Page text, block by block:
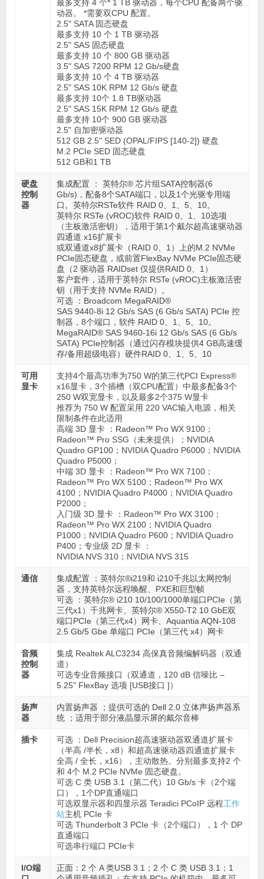
最多支持 4 个* 1 TB 驱动器，每个CPU 配备两个驱
动器。 *需要双CPU 配置。
2.5" SATA 固态硬盘
最多支持 10 个 1 TB 驱动器
2.5" SAS 固态硬盘
最多支持 10 个 800 GB 驱动器
3.5" SAS 7200 RPM 12 Gb/s硬盘
最多支持 10 个 4 TB 驱动器
2.5" SAS 10K RPM 12 Gb/s 硬盘
最多支持 10个 1.8 TB驱动器
2.5" SAS 15K RPM 12 Gb/s 硬盘
最多支持 10个 900 GB 驱动器
2.5" 自加密驱动器
512 GB 2.5" SED (OPAL/FIPS [140-2]) 硬盘
M.2 PCIe SED 固态硬盘
512 GB和1 TB
硬盘
控制
器
集成配置 ： 英特尔® 芯片组SATA控制器(6
Gb/s)，配备8个SATA端口，以及1个光驱专用端
口。英特尔RSTe软件 RAID 0、1、5、10。
英特尔 RSTe (vROC)软件 RAID 0、1、10选项
（主板激活密钥），适用于第1个戴尔超高速驱动器
四通道 x16扩展卡
或双通道x8扩展卡（RAID 0、1）上的M.2 NVMe
PCIe固态硬盘，或前置FlexBay NVMe PCIe固态硬
盘（2 驱动器 RAIDset 仅提供RAID 0、1）
客户套件，适用于英特尔 RSTe (vROC)主板激活密
钥（用于支持 NVMe RAID）。
可选 ：Broadcom MegaRAID®
SAS 9440-8i 12 Gb/s SAS (6 Gb/s SATA) PCIe 控
制器，8个端口，软件 RAID 0、1、5、10。
MegaRAID® SAS 9460-16i 12 Gb/s SAS (6 Gb/s
SATA) PCIe控制器（通过闪存模块提供4 GB高速缓
存/备用超级电容）硬件RAID 0、1、5、10
可用
显卡
支持4个最高功率为750 W的第三代PCI Express®
x16显卡，3个插槽（双CPU配置）中最多配备3个
250 W双宽显卡，以及最多2个375 W显卡
推荐为 750 W 配置采用 220 VAC输入电源，相关
限制条件在此适用
高端 3D 显卡 ：Radeon™ Pro WX 9100；
Radeon™ Pro SSG（未来提供）；NVIDIA
Quadro GP100；NVIDIA Quadro P6000；NVIDIA
Quadro P5000；
中端 3D 显卡 ：Radeon™ Pro WX 7100；
Radeon™ Pro WX 5100；Radeon™ Pro WX
4100；NVIDIA Quadro P4000；NVIDIA Quadro
P2000；
入门级 3D 显卡 ：Radeon™ Pro WX 3100；
Radeon™ Pro WX 2100；NVIDIA Quadro
P1000；NVIDIA Quadro P600；NVIDIA Quadro
P400；专业级 2D 显卡 ：
NVIDIA NVS 310；NVIDIA NVS 315
通信
集成配置 ：英特尔®i219和 i210千兆以太网控制
器，支持英特尔远程唤醒、PXE和巨型帧
可选 ：英特尔® i210 10/100/1000单端口PCIe（第
三代x1）千兆网卡、英特尔® X550-T2 10 GbE双
端口PCIe（第三代x4）网卡、Aquantia AQN-108
2.5 Gb/5 Gbe 单端口 PCIe（第三代 x4）网卡
音频
控制
器
集成 Realtek ALC3234 高保真音频编解码器（双通
道）
可选专业音频接口（双通道，120 dB 信噪比 –
5.25" FlexBay 选项 [USB接口 ]）
扬声
器
内置扬声器 ；提供可选的 Dell 2.0 立体声扬声器系
统 ；适用于部分液晶显示屏的戴尔音棒
插卡
可选 ：Dell Precision超高速驱动器双通道扩展卡
（半高 /半长，x8）和超高速驱动器四通道扩展卡
全高 / 全长，x16），主动散热。分别最多支持2 个
和 4个 M.2 PCIe NVMe 固态硬盘。
可选 C 类 USB 3.1（第二代）10 Gb/s 卡（2个端
口），1个DP直通端口
可选双显示器和四显示器 Teradici PCoIP 远程工作
站主机 PCIe 卡
可选 Thunderbolt 3 PCIe 卡（2个端口），1 个 DP
直通端口
可选串行端口 PCIe卡
I/O端
正面：2 个 A 类USB 3.1；2 个 C 类 USB 3.1；1